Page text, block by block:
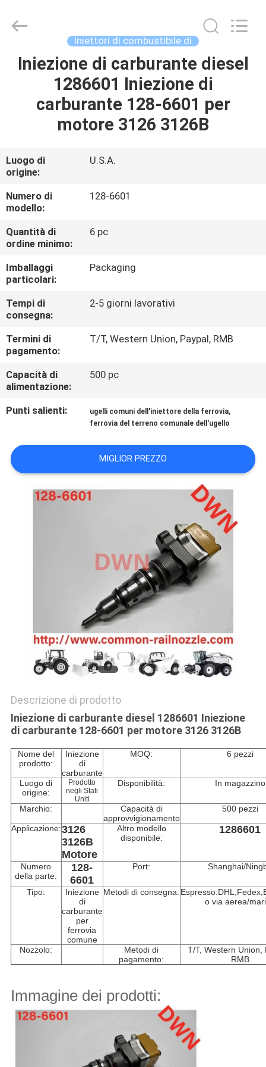
CASA
PRODOTTI
NOI
GIRO
DELLA
FABBRICA
CONTROLLO
DI
QUALITÀ
CONTATTICI
RICHIEDA
UNA
MAPPA
Auto
Reserved.
Iniettori di combustibile di
Iniezione di carburante diesel
1286601 Iniezione di
carburante 128-6601 per
motore 3126 3126B
Luogo di
origine:
U.S.A.
Numero di
modello:
128-6601
Quantità di
ordine minimo:
6 pc
Imballaggi
particolari:
Packaging
Tempi di
consegna:
2-5 giorni lavorativi
Termini di
pagamento:
T/T, Western Union, Paypal, RMB
Capacità di
alimentazione:
500 pc
Punti salienti: ugelli comuni dell'iniettore della ferrovia,
ferrovia del terreno comunale dell'ugello
MIGLIOR PREZZO
Descrizione di prodotto
Iniezione di carburante diesel 1286601 Iniezione
di carburante 128-6601 per motore 3126 3126B
Nome del
prodotto:
Iniezione
di
carburante
MOQ: 6 pezzi
Luogo di
origine:
Prodotto
negli Stati
Uniti
Disponibilità: In magazzino
Marchio:
Capacità di
approvvigionamento
500 pezzi
Applicazione:3126
3126B
Motore
Altro modello
disponibile:
1286601
Numero
della parte:
128-
6601
Port: Shanghai/
Tipo:
Iniezione
di
carburante
per
ferrovia
comune
Metodi di consegna:
o via aerea/
Nozzolo:
Metodi di
pagamento:
T/T, Western Union,
RMB
Immagine dei prodotti: